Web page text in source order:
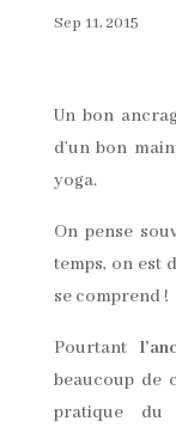
Sep 11, 2015
Un bon
d’un bon
yoga.
On pense
temps, on est
se comprend !
Pourtant
beaucoup de
pratique du